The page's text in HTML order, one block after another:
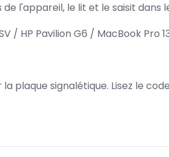
l'appareil, le lit et le saisit dans
/ HP Pavilion G6 / MacBook Pro
plaque signalétique. Lisez le